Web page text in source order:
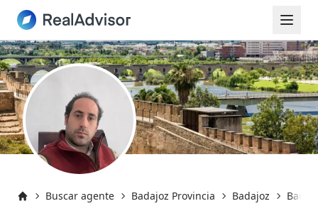
Buscar agente Badajoz Provincia Badajoz